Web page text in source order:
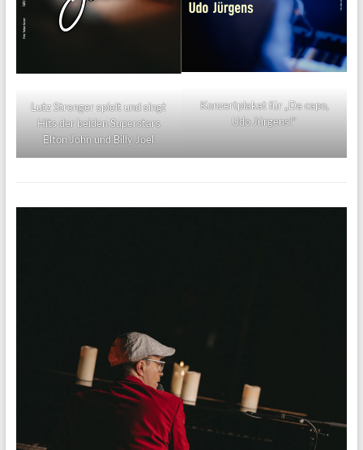
Lutz Strenger spielt und singt
Hits der beiden Superstars
Elton John und Billy Joel
Konzertplakat für „Da capo,
Udo Jürgens!“